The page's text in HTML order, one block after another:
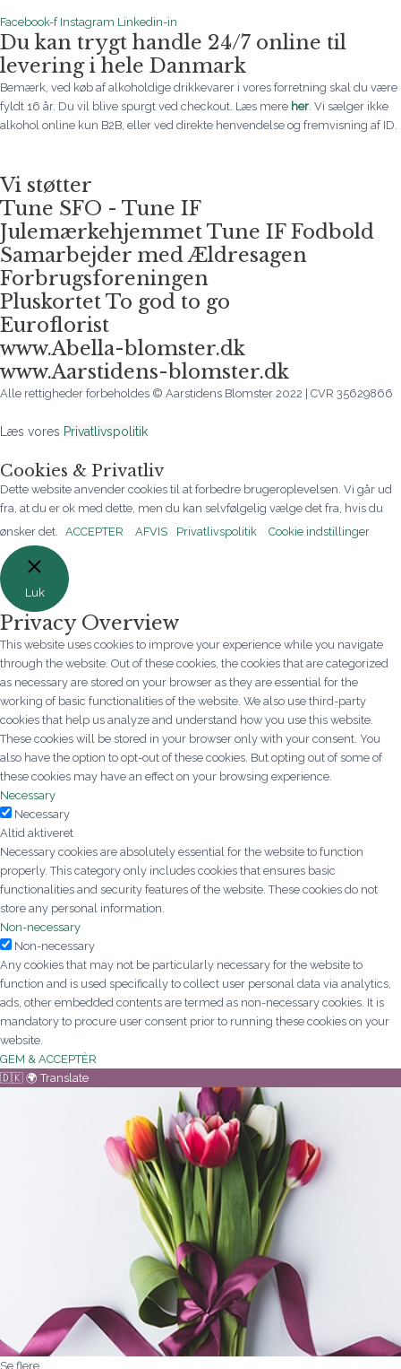
Facebook-f Instagram Linkedin-in
Du kan trygt handle 24/7 online til
levering i hele Danmark
Bemærk, ved køb af alkoholdige drikkevarer i vores forretning skal du være
fyldt 16 år. Du vil blive spurgt ved checkout. Læs mere her. Vi sælger ikke
alkohol online kun B2B, eller ved direkte henvendelse og fremvisning af ID.
Vi støtter
Tune SFO - Tune IF
Julemærkehjemmet Tune IF Fodbold
Samarbejder med Ældresagen
Forbrugsforeningen
Pluskortet To god to go
Euroflorist
www.Abella-blomster.dk
www.Aarstidens-blomster.dk
Alle rettigheder forbeholdes © Aarstidens Blomster 2022 | CVR 35629866
Læs vores Privatlivspolitik
Cookies & Privatliv
Dette website anvender cookies til at forbedre brugeroplevelsen. Vi går ud
fra, at du er ok med dette, men du kan selvfølgelig vælge det fra, hvis du
ønsker det. ACCEPTER AFVIS Privatlivspolitik Cookie indstillinger
Luk
Privacy Overview
This website uses cookies to improve your experience while you navigate
through the website. Out of these cookies, the cookies that are categorized
as necessary are stored on your browser as they are essential for the
working of basic functionalities of the website. We also use third-party
cookies that help us analyze and understand how you use this website.
These cookies will be stored in your browser only with your consent. You
also have the option to opt-out of these cookies. But opting out of some of
these cookies may have an effect on your browsing experience.
Necessary
Necessary
Altid aktiveret
Necessary cookies are absolutely essential for the website to function
properly. This category only includes cookies that ensures basic
functionalities and security features of the website. These cookies do not
store any personal information.
Non-necessary
Non-necessary
Any cookies that may not be particularly necessary for the website to
function and is used specifically to collect user personal data via analytics,
ads, other embedded contents are termed as non-necessary cookies. It is
mandatory to procure user consent prior to running these cookies on your
website.
GEM & ACCEPTÈR
🇩🇰 🌍 Translate
Se flere